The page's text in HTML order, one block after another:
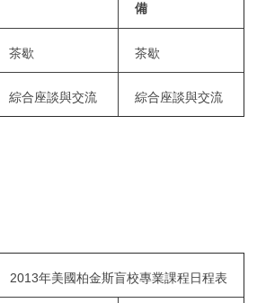
備
茶歇 茶歇
綜合座談與交流 綜合座談與交流
2013年美國柏金斯盲校專業課程日程表